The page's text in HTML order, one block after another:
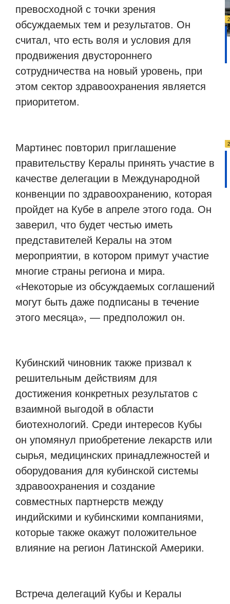
превосходной с точки зрения
обсуждаемых тем и результатов. Он
считал, что есть воля и условия для
продвижения двустороннего
сотрудничества на новый уровень, при
этом сектор здравоохранения является
приоритетом.
Мартинес повторил приглашение
правительству Кералы принять участие в
качестве делегации в Международной
конвенции по здравоохранению, которая
пройдет на Кубе в апреле этого года. Он
заверил, что будет честью иметь
представителей Кералы на этом
мероприятии, в котором примут участие
многие страны региона и мира.
«Некоторые из обсуждаемых соглашений
могут быть даже подписаны в течение
этого месяца», — предположил он.
Кубинский чиновник также призвал к
решительным действиям для
достижения конкретных результатов с
взаимной выгодой в области
биотехнологий. Среди интересов Кубы
он упомянул приобретение лекарств или
сырья, медицинских принадлежностей и
оборудования для кубинской системы
здравоохранения и создание
совместных партнерств между
индийскими и кубинскими компаниями,
которые также окажут положительное
влияние на регион Латинской Америки.
Встреча делегаций Кубы и Кералы